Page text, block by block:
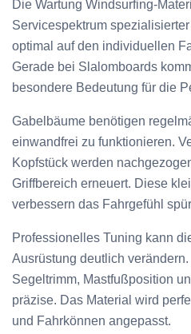
Die Wartung Windsurfing-
Servicespektrum
optimal auf den individuellen
Gerade bei Slalomboards
besondere Bedeutung für die
Gabelbäume benötigen
einwandfrei zu funktionieren.
Kopfstück werden
Griffbereich erneuert. Diese
verbessern das Fahrgefühl
Professionelles Tuning kann
Ausrüstung deutlich
Segeltrimm, Mastfußposition
präzise. Das Material wird
und Fahrkönnen angepasst.